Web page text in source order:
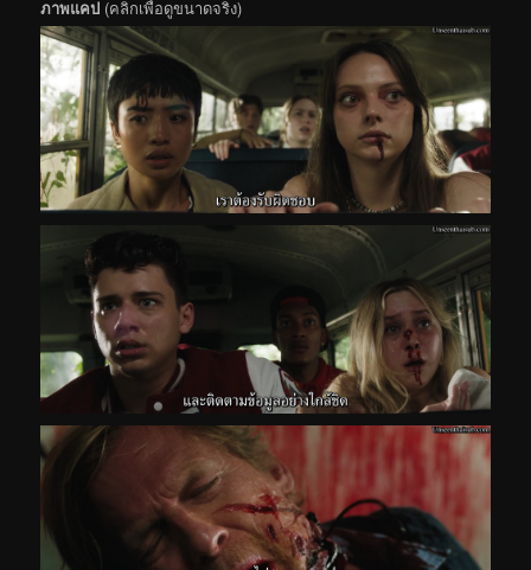
ภาพแคป (คลิกเพื่อดูขนาดจริง)